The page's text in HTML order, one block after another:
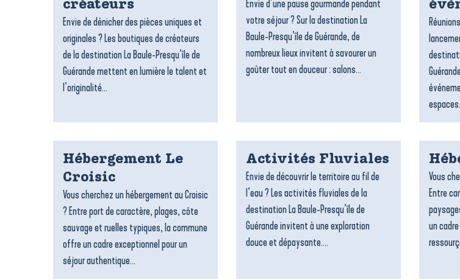
créateurs
Envie de dénicher des pièces uniques et
originales ? Les boutiques de créateurs
de la destination La Baule-Presqu’île de
Guérande mettent en lumière le talent et
l’originalité...
Envie d’une pause gourmande pendant
votre séjour ? Sur la destination La
Baule-Presqu’île de Guérande, de
nombreux lieux invitent à savourer un
goûter tout en douceur : salons...
Hébergement Le
Croisic
Vous cherchez un hébergement au Croisic
? Entre port de caractère, plages, côte
sauvage et ruelles typiques, la commune
offre un cadre exceptionnel pour un
séjour authentique...
Activités Fluviales
Envie de découvrir le territoire au fil de
l’eau ? Les activités fluviales de la
destination La Baule-Presqu’île de
Guérande invitent à une exploration
douce et dépaysante....
Vous
Entre
un